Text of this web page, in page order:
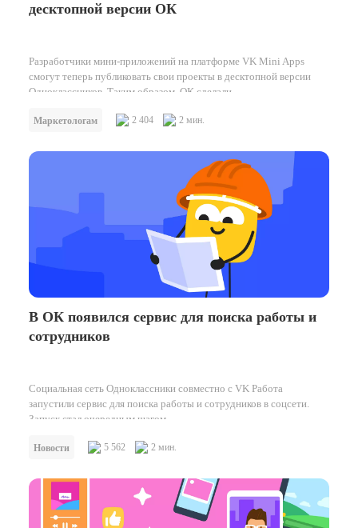
десктопной версии ОК
Разработчики мини-приложений на платформе VK Mini Apps
смогут теперь публиковать свои проекты в десктопной версии
Одноклассников. Таким образом, ОК сделали…
Маркетологам 2 404 2 мин.
В ОК появился сервис для поиска работы и
сотрудников
Социальная сеть Одноклассники совместно с VK Работа
запустили сервис для поиска работы и сотрудников в соцсети.
Запуск стал очередным шагом…
Новости 5 562 2 мин.